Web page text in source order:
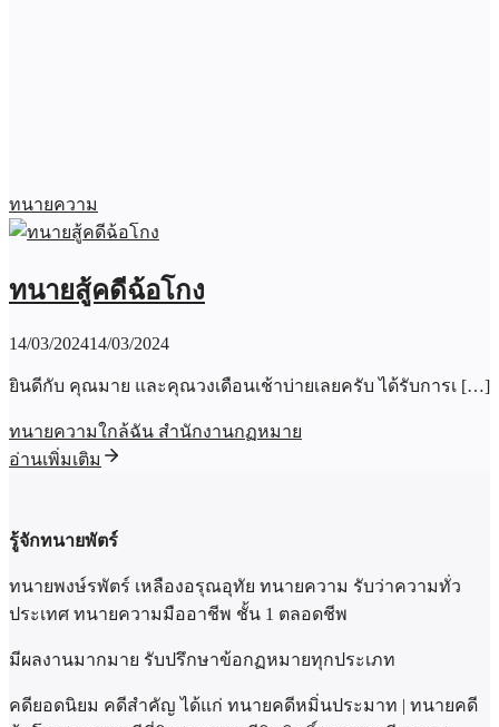
ทนายความ
ทนายสู้คดีฉ้อโกง
14/03/202414/03/2024
ยินดีกับ คุณมาย และคุณวงเดือนเช้าบ่ายเลยครับ ได้รับการเ […]
ทนายความใกล้ฉัน สำนักงานกฏหมาย
อ่านเพิ่มเติม
รู้จักทนายพัตร์
ทนายพงษ์รพัตร์ เหลืองอรุณอุทัย ทนายความ รับว่าความทั่ว
ประเทศ ทนายความมืออาชีพ ชั้น 1 ตลอดชีพ
มีผลงานมากมาย รับปรึกษาข้อกฏหมายทุกประเภท
คดียอดนิยม คดีสำคัญ ได้แก่ ทนายคดีหมิ่นประมาท | ทนายคดี